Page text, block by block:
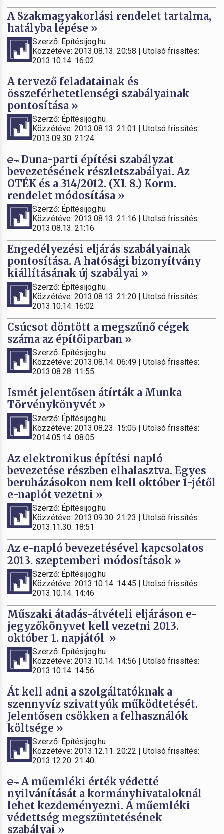
A Szakmagyakorlási rendelet tartalma,
hatályba lépése »
Szerző: Építésijog.hu
Közzétéve: 2013.08.13. 20:58 | Utolsó frissítés:
2013.10.14. 16:02
A tervező feladatainak és
összeférhetetlenségi szabályainak
pontosítása »
Szerző: Építésijog.hu
Közzétéve: 2013.08.13. 21:01 | Utolsó frissítés:
2013.09.30. 21:24
Duna-parti építési szabályzat
bevezetésének részletszabályai. Az
OTÉK és a 314/2012. (XI. 8.) Korm.
rendelet módosítása »
Szerző: Építésijog.hu
Közzétéve: 2013.08.13. 21:16 | Utolsó frissítés:
2013.08.13. 21:16
Engedélyezési eljárás szabályainak
pontosítása. A hatósági bizonyítvány
kiállításának új szabályai »
Szerző: Építésijog.hu
Közzétéve: 2013.08.13. 21:20 | Utolsó frissítés:
2013.10.14. 16:02
Csúcsot döntött a megszűnő cégek
száma az építőiparban »
Szerző: Építésijog.hu
Közzétéve: 2013.08.14. 06:49 | Utolsó frissítés:
2013.08.28. 11:55
Ismét jelentősen átírták a Munka
Törvénykönyvét »
Szerző: Építésijog.hu
Közzétéve: 2013.08.23. 15:05 | Utolsó frissítés:
2014.05.14. 08:05
Az elektronikus építési napló
bevezetése részben elhalasztva. Egyes
beruházásokon nem kell október 1-jétől
e-naplót vezetni »
Szerző: Építésijog.hu
Közzétéve: 2013.09.30. 21:23 | Utolsó frissítés:
2013.11.30. 18:51
Az e-napló bevezetésével kapcsolatos
2013. szeptemberi módosítások »
Szerző: Építésijog.hu
Közzétéve: 2013.10.14. 14:45 | Utolsó frissítés:
2013.10.14. 14:46
Műszaki átadás-átvételi eljáráson e-
jegyzőkönyvet kell vezetni 2013.
október 1. napjától »
Szerző: Építésijog.hu
Közzétéve: 2013.10.14. 14:56 | Utolsó frissítés:
2013.10.14. 14:56
Át kell adni a szolgáltatóknak a
szennyvíz szivattyúk működtetését.
Jelentősen csökken a felhasználók
költsége »
Szerző: Építésijog.hu
Közzétéve: 2013.12.11. 20:22 | Utolsó frissítés:
2013.12.20. 21:40
A műemléki érték védetté
nyilvánítását a kormányhivataloknál
lehet kezdeményezni. A műemléki
védettség megszüntetésének
szabályai »